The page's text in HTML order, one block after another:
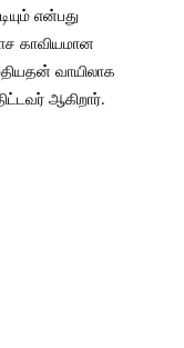
என்பது
காவியமான
வாயிலாக
ஆகிறார்.